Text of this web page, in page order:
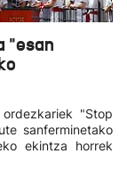
"esan
"Stop
sanferminetako
ekintza horrek